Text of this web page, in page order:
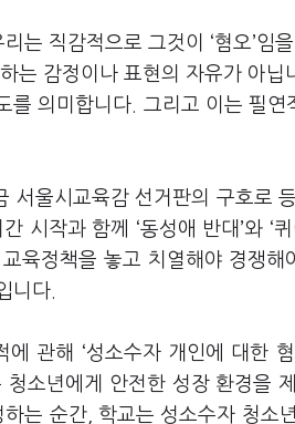
는 직감적으로 그것이 ‘혐오’임
는 감정이나 표현의 자유가 아닙
를 의미합니다. 그리고 이는 필연
울시교육감 선거판의 구호로
시작과 함께 ‘동성애 반대’와 ‘
육정책을 놓고 치열해야 경쟁
니다.
관해 ‘성소수자 개인에 대한
소년에게 안전한 성장 환경을
는 순간, 학교는 성소수자 청소